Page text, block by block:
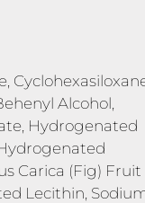
Alcohol,
Hydrogenated
Carica (Fig) Fruit
Lecithin,